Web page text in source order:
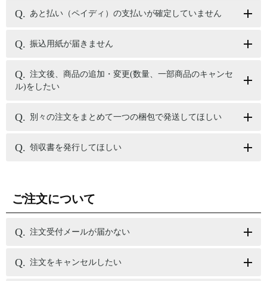
あと払い（ペイディ）の支払いが確定していません
振込用紙が届きません
注文後、商品の追加・変更(数量、一部商品のキャンセ
ル)をしたい
別々の注文をまとめて一つの梱包で発送してほしい
領収書を発行してほしい
ご注文について
注文受付メールが届かない
注文をキャンセルしたい